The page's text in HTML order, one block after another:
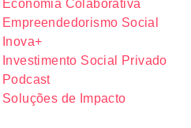
Economia Colaborativa
Empreendedorismo Social
Inova+
Investimento Social Privado
Podcast
Soluções de Impacto